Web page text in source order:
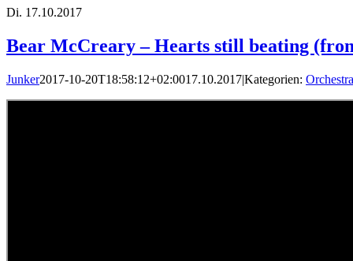
Di. 17.10.2017
Bear McCreary – Hearts still beating
Junker2017-10-20T18:58:12+02:0017.10.2017|Kategorien: